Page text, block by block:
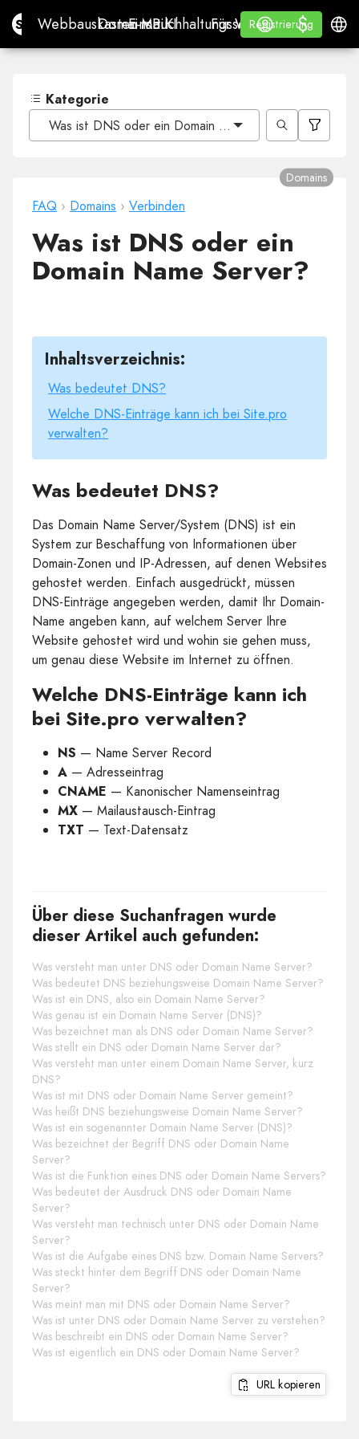
Site.proWebbauskasten mit KI
Webbauskasten mit KI
Domains
Domains
E-Mail
E-MailBuchhaltungssoftware
Buchhaltungssoftware
Für
Für Wiederverkäufer
WHITE LABEL
Lernen
Lernen
Registrierung
Registrierung
Anmelden
$
$
Kategorie
Was ist DNS oder ein Domain Name Server?
FAQ › Domains › Verbinden
Domains
Was ist DNS oder ein
Domain Name Server?
Inhaltsverzeichnis:
Was bedeutet DNS?
Welche DNS-Einträge kann ich bei Site.pro
verwalten?
Was bedeutet DNS?
Das Domain Name Server/System (DNS) ist ein
System zur Beschaffung von Informationen über
Domain-Zonen und IP-Adressen, auf denen Websites
gehostet werden. Einfach ausgedrückt, müssen
DNS-Einträge angegeben werden, damit Ihr Domain-
Name angeben kann, auf welchem Server Ihre
Website gehostet wird und wohin sie gehen muss,
um genau diese Website im Internet zu öffnen.
Welche DNS-Einträge kann ich
bei Site.pro verwalten?
NS — Name Server Record
A — Adresseintrag
CNAME — Kanonischer Namenseintrag
MX — Mailaustausch-Eintrag
TXT — Text-Datensatz
Über diese Suchanfragen wurde
dieser Artikel auch gefunden:
Was versteht man unter DNS oder Domain Name Server?
Was bedeutet DNS beziehungsweise Domain Name Server?
Was ist ein DNS, also ein Domain Name Server?
Was genau ist ein Domain Name Server (DNS)?
Was bezeichnet man als DNS oder Domain Name Server?
Was stellt ein DNS oder Domain Name Server dar?
Was versteht man unter einem Domain Name Server, kurz
DNS?
Was ist mit DNS oder Domain Name Server gemeint?
Was heißt DNS beziehungsweise Domain Name Server?
Was ist ein sogenannter Domain Name Server (DNS)?
Was bezeichnet der Begriff DNS oder Domain Name
Server?
Was ist die Funktion eines DNS oder Domain Name Servers?
Was bedeutet der Ausdruck DNS oder Domain Name
Server?
Was versteht man technisch unter DNS oder Domain Name
Server?
Was ist die Aufgabe eines DNS bzw. Domain Name Servers?
Was steckt hinter dem Begriff DNS oder Domain Name
Server?
Was meint man mit DNS oder Domain Name Server?
Was ist unter DNS oder Domain Name Server zu verstehen?
Was beschreibt ein DNS oder Domain Name Server?
Was ist eigentlich ein DNS oder Domain Name Server?
URL kopieren